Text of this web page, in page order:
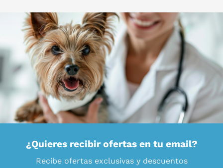
¿Quieres recibir ofertas en tu email?
Recibe ofertas exclusivas y descuentos